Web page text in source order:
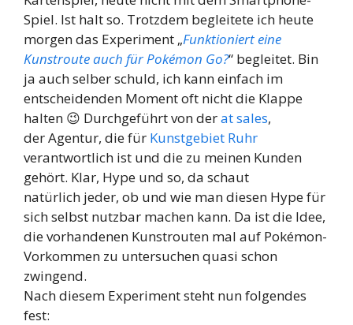
Spiel. Ist halt so. Trotzdem begleitete ich heute
morgen das Experiment „Funktioniert eine
Kunstroute auch für Pokémon Go?“ begleitet. Bin
ja auch selber schuld, ich kann einfach im
entscheidenden Moment oft nicht die Klappe
halten 😉 Durchgeführt von derat sales,
der Agentur, die für Kunstgebiet Ruhr
verantwortlich ist und die zu meinen Kunden
gehört. Klar, Hype und so, da schaut
natürlich jeder, ob und wie man diesen Hype für
sich selbst nutzbar machen kann. Da ist die Idee,
die vorhandenen Kunstrouten mal auf Pokémon-
Vorkommen zu untersuchen quasi schon
zwingend.
Nach diesem Experiment steht nun folgendes
fest: